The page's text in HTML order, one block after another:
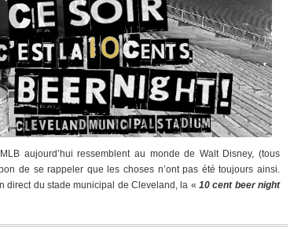
aujourd’hui ressemblent au monde de Walt Disney, (tous
de se rappeler que les choses n’ont pas été toujours ainsi.
direct du stade municipal de Cleveland, la « 10 cent beer night